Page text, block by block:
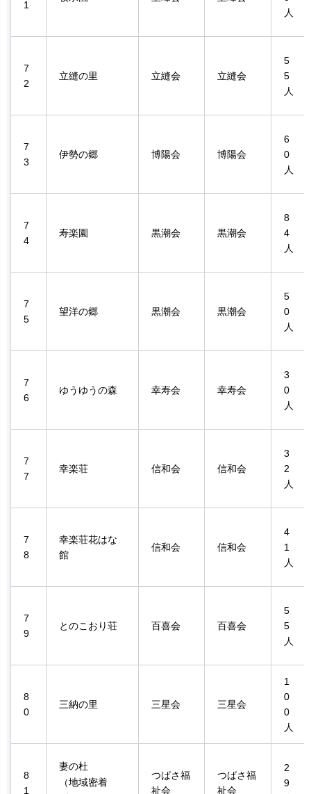
1
人
7
2
立縫の里 立縫会 立縫会
5
5
人
7
3
伊勢の郷 博陽会 博陽会
6
0
人
7
4
寿楽園 黒潮会 黒潮会
8
4
人
7
5
望洋の郷 黒潮会 黒潮会
5
0
人
7
6
ゆうゆうの森 幸寿会 幸寿会
3
0
人
7
7
幸楽荘 信和会 信和会
3
2
人
7
8
幸楽荘花はな
館
信和会 信和会
4
1
人
7
9
とのこおり荘 百喜会 百喜会
5
5
人
8
0
三納の里 三星会 三星会
1
0
0
人
8
1
妻の杜
（地域密着
つばさ福
祉会
つばさ福
祉会
2
9